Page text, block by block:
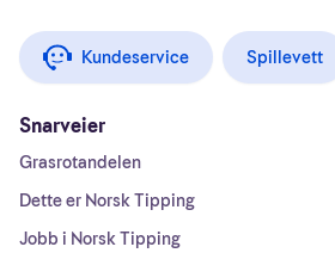
Kundeservice Spillevett
Snarveier
Grasrotandelen
Dette er Norsk Tipping
Jobb i Norsk Tipping